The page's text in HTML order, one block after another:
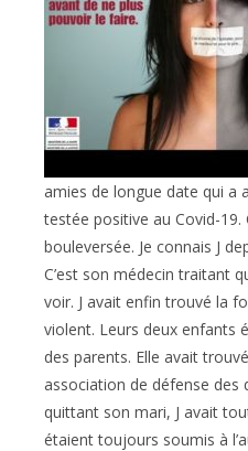
amies de longue date qui a
testée positive au Covid-19.
bouleversée. Je connais J
C’est son médecin traitant
voir. J avait enfin trouvé la
violent. Leurs deux enfants
des parents. Elle avait
association de défense des
quittant son mari, J avait
étaient toujours soumis à